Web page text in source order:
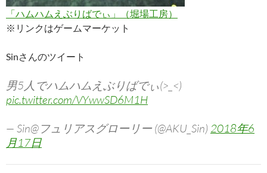
「ハムハムえぶりばでぃ」（堀場工房）
※リンクはゲームマーケット
Sinさんのツイート
男5人でハムハムえぶりばでぃ(>_<)
pic.twitter.com/VYwwSD6M1H
— Sin@フュリアスグローリー (@AKU_Sin) 2018年6
月17日